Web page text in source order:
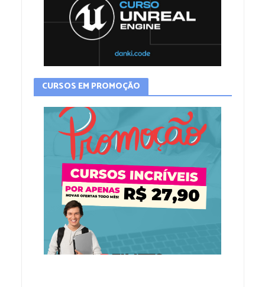
CURSOS EM PROMOÇÃO